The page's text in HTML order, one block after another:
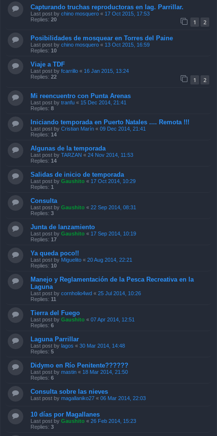
Capturando truchas reproductoras en lag. Parrillar.
Last post by chino mosquero « 17 Oct 2015, 17:53
Replies: 20 1 2
Posibilidades de mosquear en Torres del Paine
Last post by chino mosquero « 13 Oct 2015, 16:59
Replies: 10
Viaje a TDF
Last post by fcarrillo « 16 Jan 2015, 13:24
Replies: 22 1 2
Mi reencuentro con Punta Arenas
Last post by tranfu « 15 Dec 2014, 21:41
Replies: 8
Iniciando temporada en Puerto Natales .... Remota !!!
Last post by Cristian Marín « 09 Dec 2014, 21:41
Replies: 14
Algunas de la temporada
Last post by TARZAN « 24 Nov 2014, 11:53
Replies: 14
Salidas de inicio de temporada
Last post by Gaushito « 17 Oct 2014, 10:29
Replies: 1
Consulta
Last post by Gaushito « 22 Sep 2014, 08:31
Replies: 3
Junta de lanzamiento
Last post by Gaushito « 17 Sep 2014, 10:19
Replies: 17
Ya queda poco!!
Last post by Miguelito « 20 Aug 2014, 22:21
Replies: 10
Manejo y Reglamentación de la Pesca Recreativa en la
Laguna
Last post by cornholio4wd « 25 Jul 2014, 10:26
Replies: 11
Tierra del Fuego
Last post by Gaushito « 07 Apr 2014, 12:51
Replies: 6
Laguna Parrillar
Last post by lagos « 30 Mar 2014, 14:48
Replies: 5
Didymo en Río Penitente??????
Last post by mastin « 18 Mar 2014, 21:50
Replies: 6
Consulta sobre las nieves
Last post by magallaniko27 « 06 Mar 2014, 22:03
10 días por Magallanes
Last post by Gaushito « 26 Feb 2014, 15:23
Replies: 3